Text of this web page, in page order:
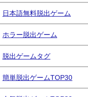
日本語無料脱出ゲーム
ホラー脱出ゲーム
脱出ゲームタグ
簡単脱出ゲームTOP30